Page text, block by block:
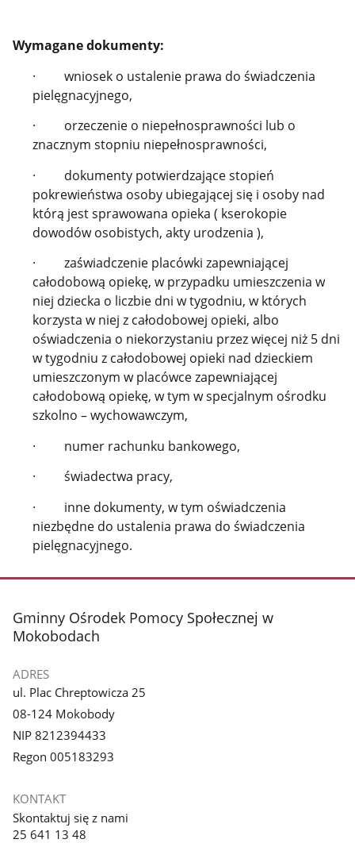
Wymagane dokumenty:
· wniosek o ustalenie prawa do świadczenia
pielęgnacyjnego,
· orzeczenie o niepełnosprawności lub o
znacznym stopniu niepełnosprawności,
· dokumenty potwierdzające stopień
pokrewieństwa osoby ubiegającej się i osoby nad
którą jest sprawowana opieka ( kserokopie
dowodów osobistych, akty urodzenia ),
· zaświadczenie placówki zapewniającej
całodobową opiekę, w przypadku umieszczenia w
niej dziecka o liczbie dni w tygodniu, w których
korzysta w niej z całodobowej opieki, albo
oświadczenia o niekorzystaniu przez więcej niż 5 dni
w tygodniu z całodobowej opieki nad dzieckiem
umieszczonym w placówce zapewniającej
całodobową opiekę, w tym w specjalnym ośrodku
szkolno – wychowawczym,
· numer rachunku bankowego,
· świadectwa pracy,
· inne dokumenty, w tym oświadczenia
niezbędne do ustalenia prawa do świadczenia
pielęgnacyjnego.
stopka
Gminny Ośrodek Pomocy Społecznej w
Mokobodach
ADRES
ul. Plac Chreptowicza 25
08-124 Mokobody
NIP 8212394433
Regon 005183293
KONTAKT
Skontaktuj się z nami
25 641 13 48